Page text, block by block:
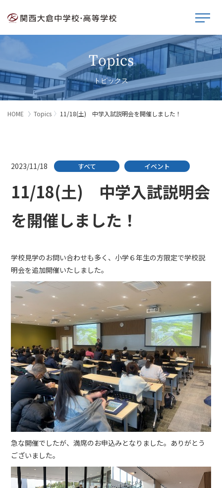
Topics
トピックス
HOME Topics 11/18(土) 中学入試説明会を開催しました！
2023/11/18 すべて イベント
11/18(土) 中学入試説明会
を開催しました！
学校見学のお問い合わせも多く、小学６年生の方限定で学校説
明会を追加開催いたしました。
急な開催でしたが、満席のお申込みとなりました。ありがとう
ございました。